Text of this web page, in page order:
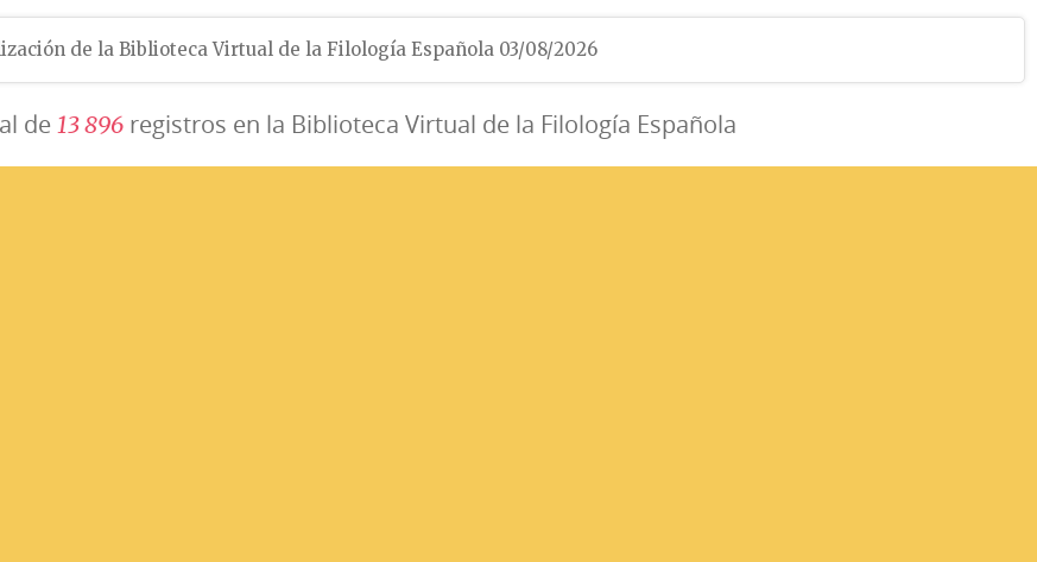
de la Biblioteca Virtual de la Filología Española 03/08/2026
de 13896registros en la Biblioteca Virtual de la Filología Española